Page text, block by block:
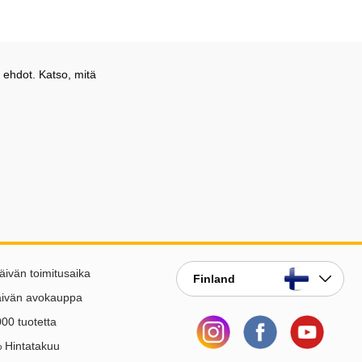
Katso, mitä
toimitusaika
avokauppa
tuotetta
Hintatakuu
Finland